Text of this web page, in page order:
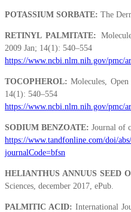
POTASSIUM SORBATE: The
RETINYL PALMITATE:
2009 Jan; 14(1): 540–554
https://www.ncbi.nlm.nih.gov/pmc/
TOCOPHEROL: Molecules,
14(1): 540–554
https://www.ncbi.nlm.nih.gov/pmc/
SODIUM BENZOATE: Journal of
https://www.tandfonline.com/doi/
journalCode=bfsn
HELIANTHUS ANNUUS SEED
Sciences, december 2017, ePub.
PALMITIC ACID: International